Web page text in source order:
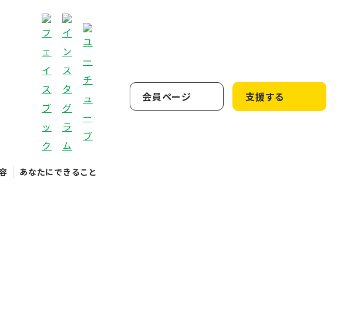
あなたにできること
会員ページ 支援する